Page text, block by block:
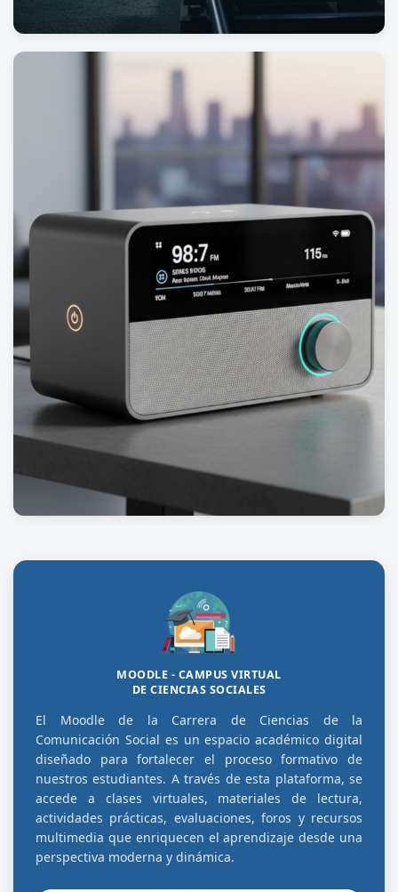
MOODLE - CAMPUS VIRTUAL
DE CIENCIAS SOCIALES
El Moodle de la Carrera de Ciencias de la
Comunicación Social es un espacio académico digital
diseñado para fortalecer el proceso formativo de
nuestros estudiantes. A través de esta plataforma, se
accede a clases virtuales, materiales de lectura,
actividades prácticas, evaluaciones, foros y recursos
multimedia que enriquecen el aprendizaje desde una
perspectiva moderna y dinámica.